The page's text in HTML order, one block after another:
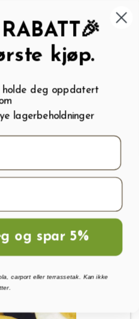
My wishlist ( 0
Logg inn Handlevogn
kjøp.
deg oppdatert
lagerbeholdninger
og spar 5%
carport eller terrassetak. Kan ikke